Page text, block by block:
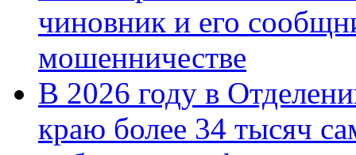
чиновник и его
мошенничестве
В 2026 году в
краю более 34 тысяч